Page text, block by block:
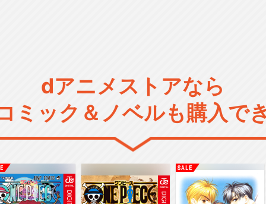
dアニメストアなら
ミック＆ノベルも購入で